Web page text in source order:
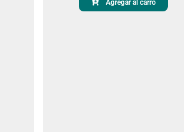
Agregar al carro